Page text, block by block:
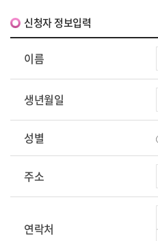
신청자 정보입력
이름
생년월일
성별
주소
연락처